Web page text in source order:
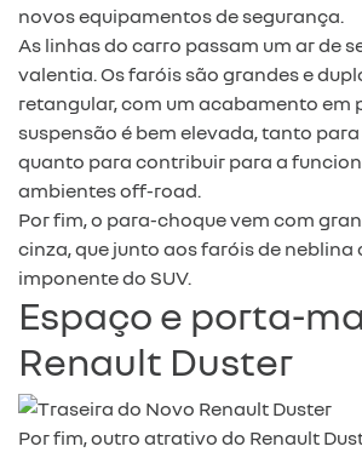
novos equipamentos de segurança.
As linhas do carro passam um ar de
valentia. Os faróis são grandes e
retangular, com um acabamento em
suspensão é bem elevada, tanto
quanto para contribuir para a
ambientes off-road.
Por fim, o para-choque vem com
cinza, que junto aos faróis de
imponente do SUV.
Espaço e porta-
Renault Duster
Por fim, outro atrativo do Renault